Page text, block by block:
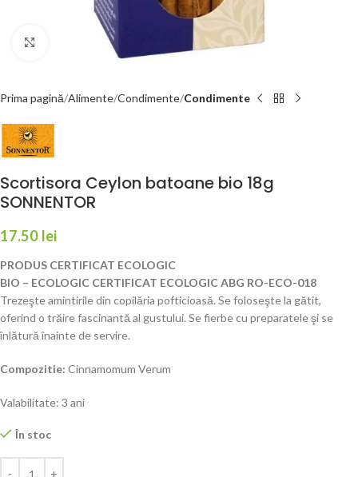
Faceți click pentru a mări
Prima pagină Alimente Condimente Condimente
Scortisora Ceylon batoane bio 18g
SONNENTOR
17.50 lei
PRODUS CERTIFICAT ECOLOGIC
BIO – ECOLOGIC CERTIFICAT ECOLOGIC ABG RO-ECO-018
Trezeşte amintirile din copilăria pofticioasă. Se foloseşte la gătit,
oferind o trăire fascinantă al gustului. Se fierbe cu preparatele şi se
înlătură înainte de servire.
Compozitie: Cinnamomum Verum
Valabilitate: 3 ani
În stoc